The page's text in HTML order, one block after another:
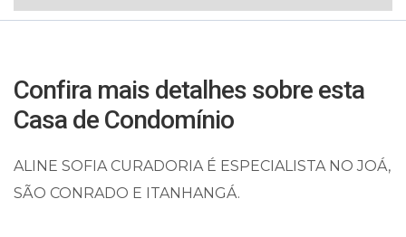
Confira mais detalhes sobre esta
Casa de Condomínio
ALINE SOFIA CURADORIA É ESPECIALISTA NO JOÁ,
SÃO CONRADO E ITANHANGÁ.